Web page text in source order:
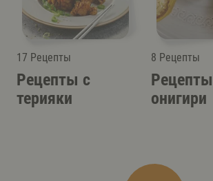
17 Рецепты
Рецепты с
терияки
8 Рецепты
Рецепты
онигири